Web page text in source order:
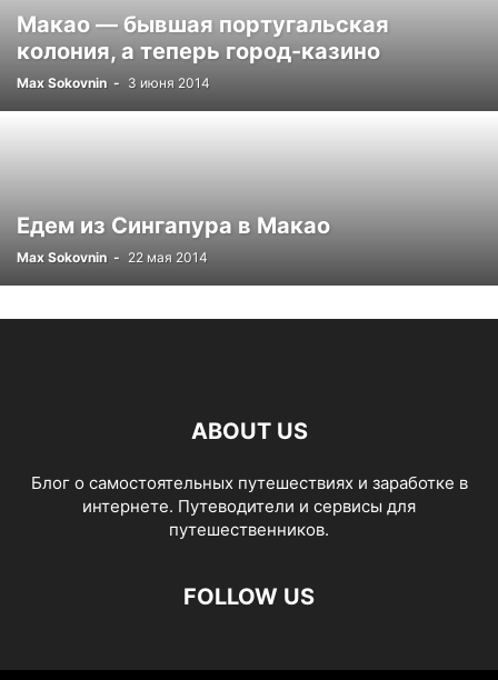
Макао — бывшая португальская
колония, а теперь город-казино
Max Sokovnin - 3 июня 2014
Едем из Сингапура в Макао
Max Sokovnin - 22 мая 2014
ABOUT US
Блог о самостоятельных путешествиях и заработке в
интернете. Путеводители и сервисы для
путешественников.
FOLLOW US